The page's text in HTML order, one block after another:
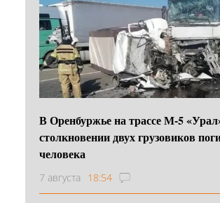
В Оренбуржье на трассе М-5
столкновении двух грузовиков
человека
7 августа 18:54